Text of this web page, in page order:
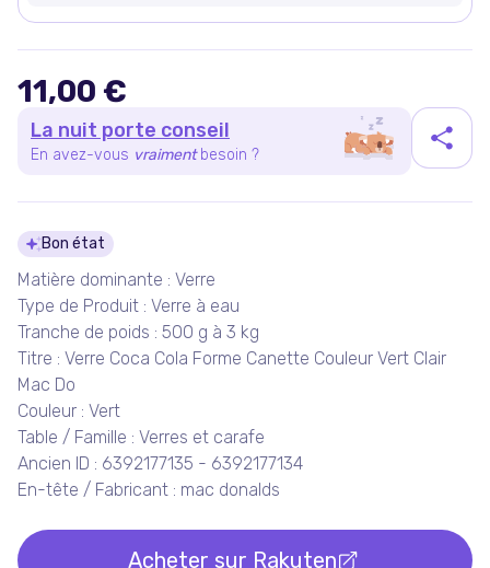
11,00 €
La nuit porte conseil
En avez-vous vraiment besoin ?
Détails du produit
Bon état
Matière dominante : Verre
Type de Produit : Verre à eau
Tranche de poids : 500 g à 3 kg
Titre : Verre Coca Cola Forme Canette Couleur Vert Clair
Mac Do
Couleur : Vert
Table / Famille : Verres et carafe
Ancien ID : 6392177135 - 6392177134
En-tête / Fabricant : mac donalds
Acheter sur Rakuten